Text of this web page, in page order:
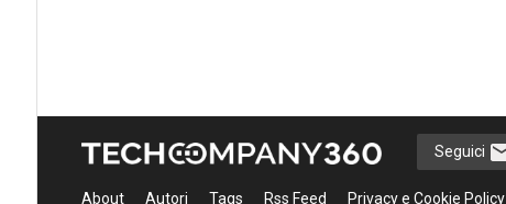
Seguici
About Autori Tags Rss Feed Privacy e Cookie Policy